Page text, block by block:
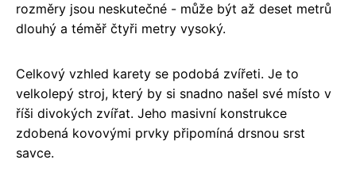
rozměry jsou neskutečné - může být až deset metrů
dlouhý a téměř čtyři metry vysoký.
Celkový vzhled karety se podobá zvířeti. Je to
velkolepý stroj, který by si snadno našel své místo v
říši divokých zvířat. Jeho masivní konstrukce
zdobená kovovými prvky připomíná drsnou srst
savce.